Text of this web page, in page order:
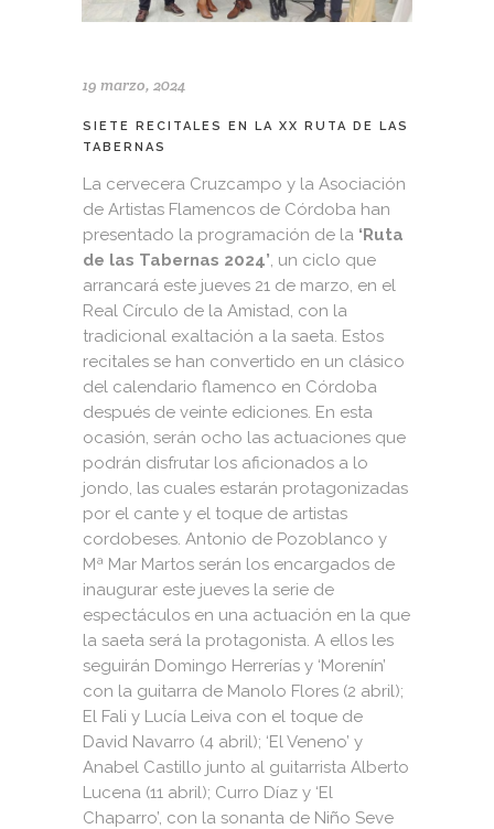
19 marzo, 2024
SIETE RECITALES EN LA XX RUTA DE LAS
TABERNAS
La cervecera Cruzcampo y la Asociación
de Artistas Flamencos de Córdoba han
presentado la programación de la ‘Ruta
de las Tabernas 2024’, un ciclo que
arrancará este jueves 21 de marzo, en el
Real Círculo de la Amistad, con la
tradicional exaltación a la saeta. Estos
recitales se han convertido en un clásico
del calendario flamenco en Córdoba
después de veinte ediciones. En esta
ocasión, serán ocho las actuaciones que
podrán disfrutar los aficionados a lo
jondo, las cuales estarán protagonizadas
por el cante y el toque de artistas
cordobeses. Antonio de Pozoblanco y
Mª Mar Martos serán los encargados de
inaugurar este jueves la serie de
espectáculos en una actuación en la que
la saeta será la protagonista. A ellos les
seguirán Domingo Herrerías y ‘Morenín’
con la guitarra de Manolo Flores (2 abril);
El Fali y Lucía Leiva con el toque de
David Navarro (4 abril); ‘El Veneno’ y
Anabel Castillo junto al guitarrista Alberto
Lucena (11 abril); Curro Díaz y ‘El
Chaparro’, con la sonanta de Niño Seve